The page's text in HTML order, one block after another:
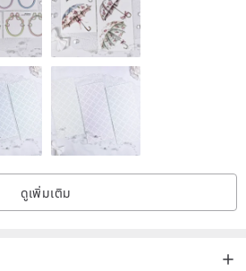
ดูเพิ่มเติม